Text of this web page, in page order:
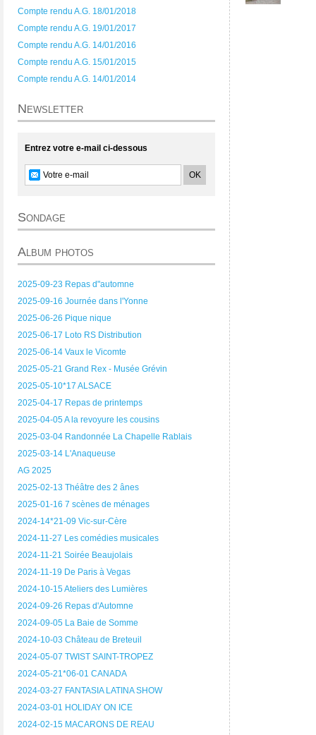
Compte rendu A.G. 18/01/2018
Compte rendu A.G. 19/01/2017
Compte rendu A.G. 14/01/2016
Compte rendu A.G. 15/01/2015
Compte rendu A.G. 14/01/2014
Newsletter
Entrez votre e-mail ci-dessous
Sondage
Album photos
2025-09-23 Repas d"automne
2025-09-16 Journée dans l'Yonne
2025-06-26 Pique nique
2025-06-17 Loto RS Distribution
2025-06-14 Vaux le Vicomte
2025-05-21 Grand Rex - Musée Grévin
2025-05-10*17 ALSACE
2025-04-17 Repas de printemps
2025-04-05 A la revoyure les cousins
2025-03-04 Randonnée La Chapelle Rablais
2025-03-14 L'Anaqueuse
AG 2025
2025-02-13 Théâtre des 2 ânes
2025-01-16 7 scènes de ménages
2024-14*21-09 Vic-sur-Cère
2024-11-27 Les comédies musicales
2024-11-21 Soirée Beaujolais
2024-11-19 De Paris à Vegas
2024-10-15 Ateliers des Lumières
2024-09-26 Repas d'Automne
2024-09-05 La Baie de Somme
2024-10-03 Château de Breteuil
2024-05-07 TWIST SAINT-TROPEZ
2024-05-21*06-01 CANADA
2024-03-27 FANTASIA LATINA SHOW
2024-03-01 HOLIDAY ON ICE
2024-02-15 MACARONS DE REAU